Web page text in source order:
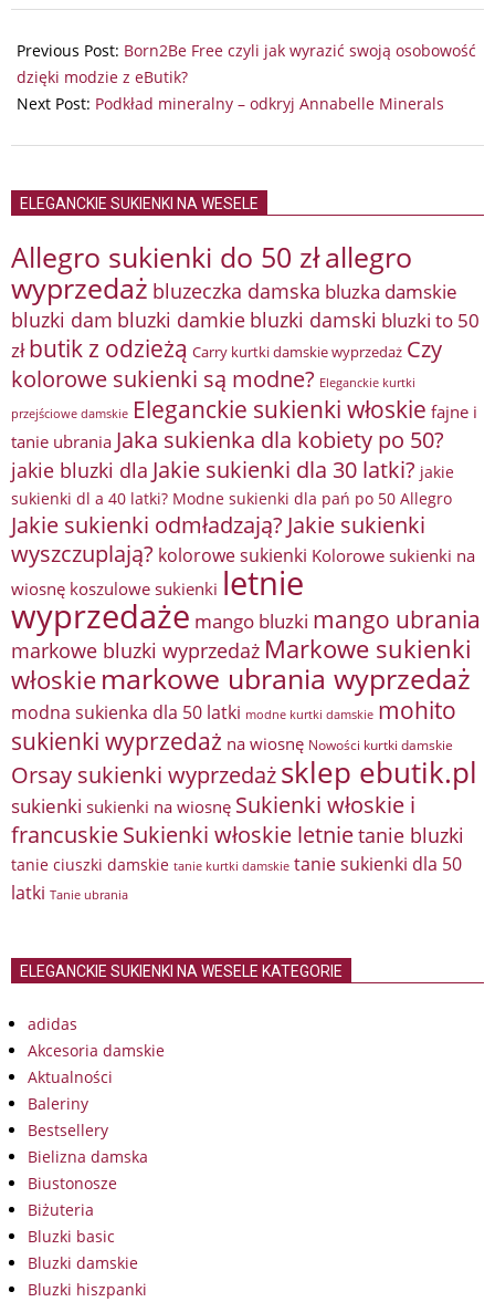
01-
19
Previous Post: Born2Be Free czyli jak wyrazić swoją osobowość
dzięki modzie z eButik?
Next Post: Podkład mineralny – odkryj Annabelle Minerals
ELEGANCKIE SUKIENKI NA WESELE
Allegro sukienki do 50 złallegro
wyprzedaż bluzeczka damska bluzka damskie
bluzki dam bluzki damkie bluzki damski bluzki to 50
zł butik z odzieżą Carry kurtki damskie wyprzedaż Czy
kolorowe sukienki są modne? Eleganckie kurtki
przejściowe damskie Eleganckie sukienki włoskie fajne i
tanie ubrania Jaka sukienka dla kobiety po 50?
jakie bluzki dla Jakie sukienki dla 30 latki? jakie
sukienki dl a 40 latki? Modne sukienki dla pań po 50 Allegro
Jakie sukienki odmładzają? Jakie sukienki
wyszczuplają? kolorowe sukienki Kolorowe sukienki na
wiosnę koszulowe sukienki letnie
wyprzedaże mango bluzki mango ubrania
markowe bluzki wyprzedaż Markowe sukienki
włoskie markowe ubrania wyprzedaż
modna sukienka dla 50 latki modne kurtki damskie mohito
sukienki wyprzedaż na wiosnę Nowości kurtki damskie
Orsay sukienki wyprzedażsklep ebutik.pl
sukienki sukienki na wiosnę Sukienki włoskie i
francuskieSukienki włoskie letnietanie bluzki
tanie ciuszki damskie tanie kurtki damskie tanie sukienki dla 50
latki Tanie ubrania
ELEGANCKIE SUKIENKI NA WESELE KATEGORIE
adidas
Akcesoria damskie
Aktualności
Baleriny
Bestsellery
Bielizna damska
Biustonosze
Biżuteria
Bluzki basic
Bluzki damskie
Bluzki hiszpanki